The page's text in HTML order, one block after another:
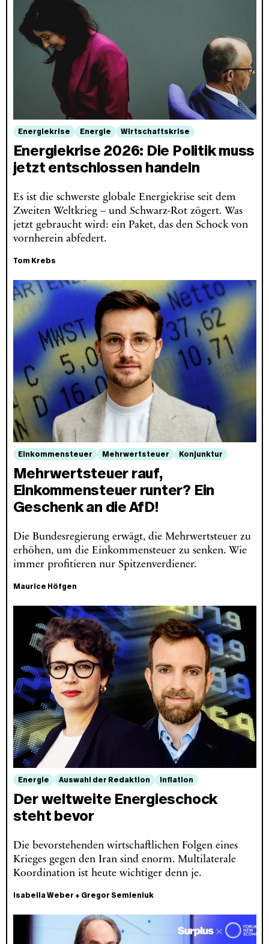
Energiekrise Energie Wirtschaftskrise
Energiekrise 2026: Die Politik muss
jetzt entschlossen handeln
Es ist die schwerste globale Energiekrise seit dem
Zweiten Weltkrieg – und Schwarz-Rot zögert. Was
jetzt gebraucht wird: ein Paket, das den Schock von
vornherein abfedert.
Tom Krebs
Einkommensteuer Mehrwertsteuer Konjunktur
Mehrwertsteuer rauf,
Einkommensteuer runter? Ein
Geschenk an die AfD!
Die Bundesregierung erwägt, die Mehrwertsteuer zu
erhöhen, um die Einkommensteuer zu senken. Wie
immer profitieren nur Spitzenverdiener.
Maurice Höfgen
Energie Auswahl der Redaktion Inflation
Der weltweite Energieschock
steht bevor
Die bevorstehenden wirtschaftlichen Folgen eines
Krieges gegen den Iran sind enorm. Multilaterale
Koordination ist heute wichtiger denn je.
Isabella Weber + Gregor Semieniuk